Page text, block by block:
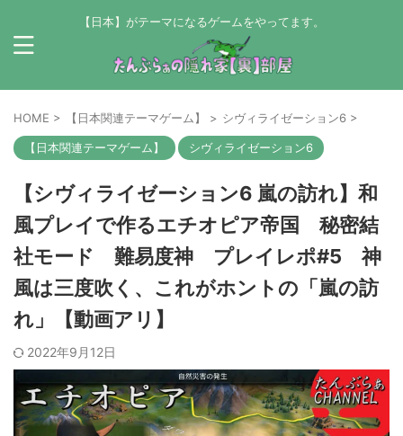
【日本】がテーマになるゲームをやってます。
HOME > 【日本関連テーマゲーム】 > シヴィライゼーション6 >
【日本関連テーマゲーム】 シヴィライゼーション6
【シヴィライゼーション6 嵐の訪れ】和
風プレイで作るエチオピア帝国 秘密結
社モード 難易度神 プレイレポ#5 神
風は三度吹く、これがホントの「嵐の訪
れ」【動画アリ】
2022年9月12日